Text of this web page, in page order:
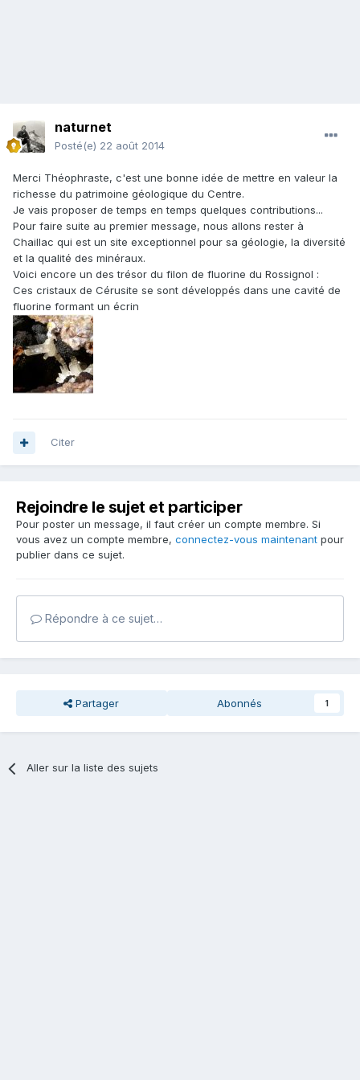
naturnet
Posté(e) 22 août 2014
Merci Théophraste, c'est une bonne idée de mettre en valeur la
richesse du patrimoine géologique du Centre.
Je vais proposer de temps en temps quelques contributions...
Pour faire suite au premier message, nous allons rester à
Chaillac qui est un site exceptionnel pour sa géologie, la diversité
et la qualité des minéraux.
Voici encore un des trésor du filon de fluorine du Rossignol :
Ces cristaux de Cérusite se sont développés dans une cavité de
fluorine formant un écrin
Citer
Rejoindre le sujet et participer
Pour poster un message, il faut créer un compte membre. Si
vous avez un compte membre, connectez-vous maintenant pour
publier dans ce sujet.
Répondre à ce sujet…
Partager Abonnés 1
Aller sur la liste des sujets